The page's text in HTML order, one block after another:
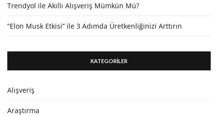
Trendyol ile Akıllı Alışveriş Mümkün Mü?
“Elon Musk Etkisi” ile 3 Adımda Üretkenliğinizi Arttırın
KATEGORİLER
Alışveriş
Araştırma